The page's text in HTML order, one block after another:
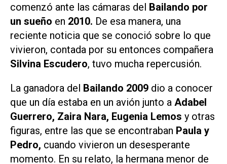
comenzó ante las cámaras del Bailando por
un sueño en 2010. De esa manera, una
reciente noticia que se conoció sobre lo que
vivieron, contada por su entonces compañera
Silvina Escudero, tuvo mucha repercusión.
La ganadora del Bailando 2009 dio a conocer
que un día estaba en un avión junto a Adabel
Guerrero, Zaira Nara, Eugenia Lemos y otras
figuras, entre las que se encontraban Paula y
Pedro, cuando vivieron un desesperante
momento. En su relato, la hermana menor de